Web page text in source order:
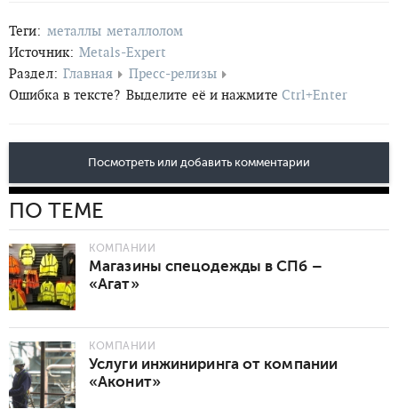
Теги: металлы металлолом
Источник: Metals-Expert
Раздел: Главная
Пресс-релизы
Ошибка в тексте? Выделите её и нажмите Ctrl+Enter
Посмотреть или добавить комментарии
ПО ТЕМЕ
КОМПАНИИ
Магазины спецодежды в СПб –
«Агат»
КОМПАНИИ
Услуги инжиниринга от компании
«Аконит»